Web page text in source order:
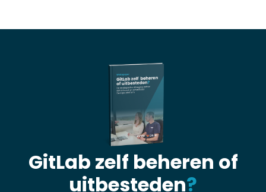
GitLab zelf beheren of
uitbesteden?